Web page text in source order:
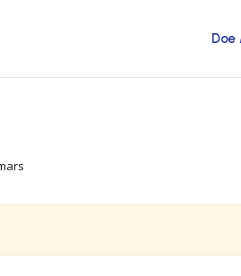
Doe